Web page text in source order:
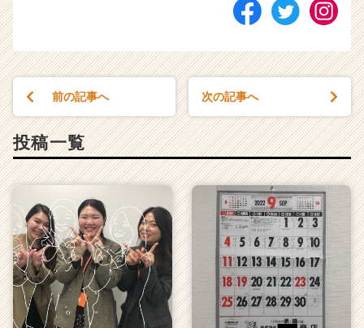
前の記事へ 次の記事へ
投稿一覧